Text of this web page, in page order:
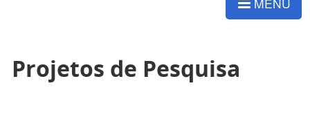
Projetos de Pesquisa